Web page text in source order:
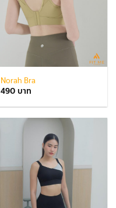
Norah Bra
490